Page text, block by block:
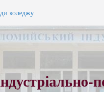
коледжу
вальсу…